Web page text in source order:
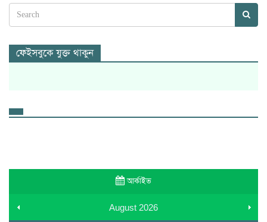
ফেইসবুকে যুক্ত থাকুন
আর্কাইভ
August 2026